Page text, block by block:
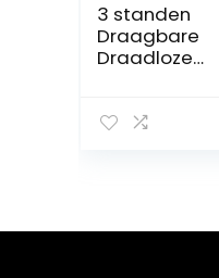
3 standen
Draagbare
Draadloze
Reizen
Oplaadbare